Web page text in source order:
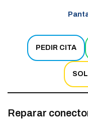
PEDIR CITA
Reparar